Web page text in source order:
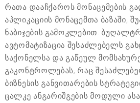
რათა დააჩქაროს მონაცემების
აპლიკაციის მონაცემთა ბაზაში,
ნაბიჯების გამოკლებით.
ავტომატიზაცია შესაძლებელს
საქონელსა და გაწეულ
გაკონტროლებას, რაც
ბიზნესის განვითარების
ცალკე ანგარიშგების მოდული